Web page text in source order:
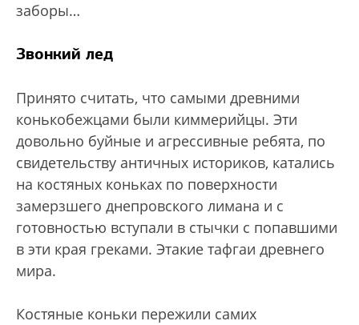
заборы…
Звонкий лед
Принято считать, что самыми древними
конькобежцами были киммерийцы. Эти
довольно буйные и агрессивные ребята, по
свидетельству античных историков, катались
на костяных коньках по поверхности
замерзшего днепровского лимана и с
готовностью вступали в стычки с попавшими
в эти края греками. Этакие тафгаи древнего
мира.
Костяные коньки пережили самих